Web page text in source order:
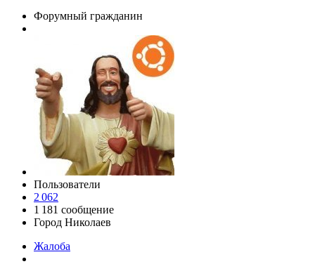
Форумный гражданин
Пользователи
2 062
1 181 сообщение
Город Николаев
Жалоба